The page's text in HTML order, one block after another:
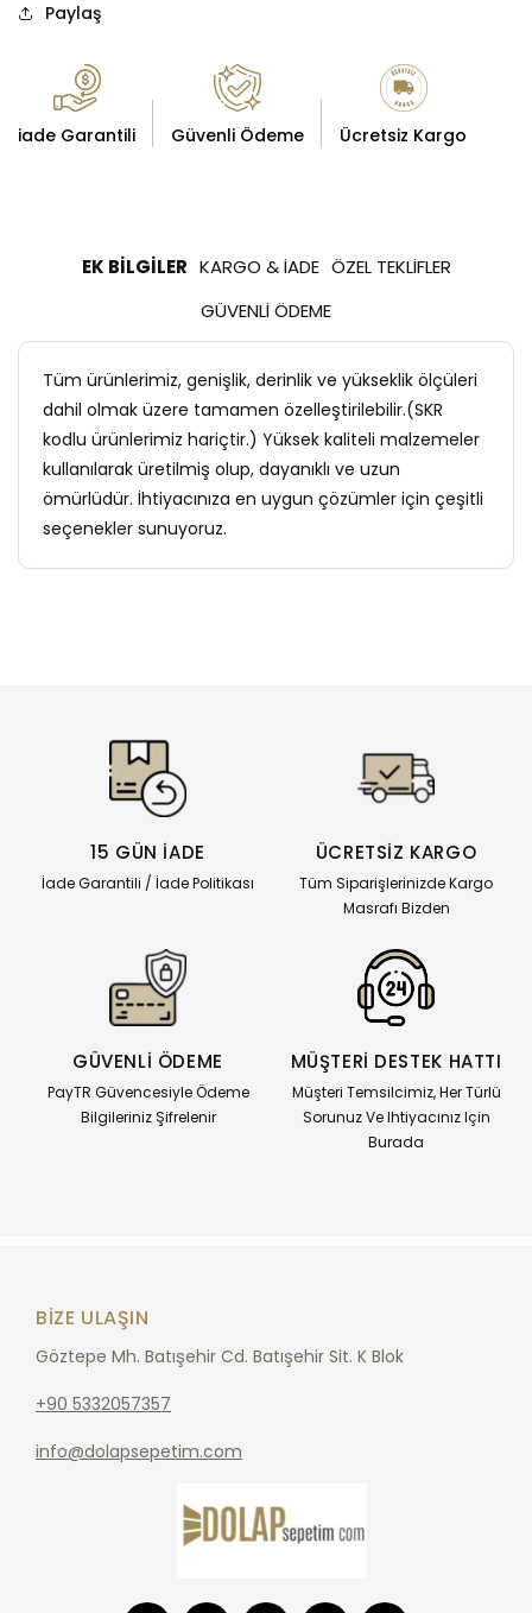
Paylaş
iade Garantili Güvenli Ödeme Ücretsiz Kargo
EK BILGILER KARGO & İADE ÖZEL TEKLIFLER
GÜVENLI ÖDEME
Tüm ürünlerimiz, genişlik, derinlik ve yükseklik ölçüleri
dahil olmak üzere tamamen özelleştirilebilir.(SKR
kodlu ürünlerimiz hariçtir.) Yüksek kaliteli malzemeler
kullanılarak üretilmiş olup, dayanıklı ve uzun
ömürlüdür. İhtiyacınıza en uygun çözümler için çeşitli
seçenekler sunuyoruz.
15 GÜN İADE
İade Garantili / İade Politikası
ÜCRETSİZ KARGO
Tüm Siparişlerinizde Kargo
Masrafı Bizden
GÜVENLİ ÖDEME
PayTR Güvencesiyle Ödeme
Bilgileriniz Şifrelenir
MÜŞTERİ DESTEK HATTI
Müşteri Temsilcimiz, Her Türlü
Sorunuz Ve Ihtiyacınız Için
Burada
BIZE ULAŞIN
Göztepe Mh. Batışehir Cd. Batışehir Sit. K Blok
+90 5332057357
info@dolapsepetim.com